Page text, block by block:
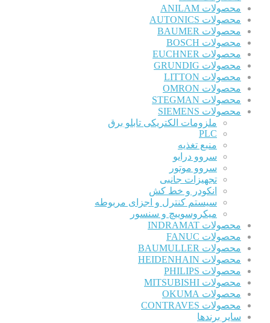
محصولات ANILAM
محصولات AUTONICS
محصولات BAUMER
محصولات BOSCH
محصولات EUCHNER
محصولات GRUNDIG
محصولات LITTON
محصولات OMRON
محصولات STEGMAN
محصولات SIEMENS
ملزومات الکتریکی تابلو برق
PLC
منبع تغذیه
سروو درایو
سروو موتور
تجهیزات جانبی
انکودر و خط کش
سیستم کنترل و اجزای مربوطه
میکروسوییچ و سنسور
محصولات INDRAMAT
محصولات FANUC
محصولات BAUMULLER
محصولات HEIDENHAIN
محصولات PHILIPS
محصولات MITSUBISHI
محصولات OKUMA
محصولات CONTRAVES
سایر برندها